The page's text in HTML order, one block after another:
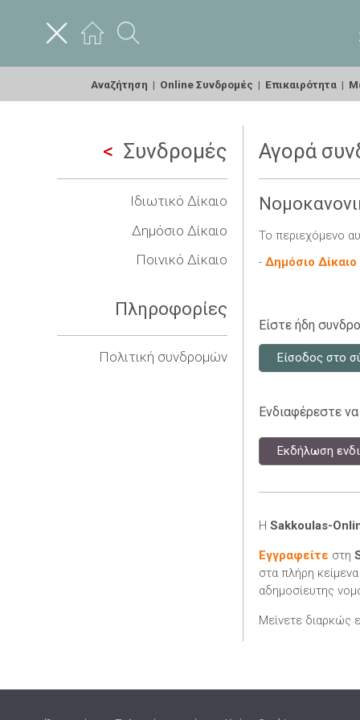
Αναζήτηση | Online Συνδρομές | Επικαιρότητα |
Συνδρομές
Ιδιωτικό Δίκαιο
Δημόσιο Δίκαιο
Ποινικό Δίκαιο
Πληροφορίες
Πολιτική συνδρομών
Αγορά
Το περιεχόμενο
- Δημόσιο Δίκαιο
Είστε ήδη
Είσοδος στο
Ενδιαφέρεστε
Εκδήλωση
Η Sakkoulas-
Εγγραφείτε στη
στα πλήρη
αδημοσίευτης
Μείνετε διαρκώς